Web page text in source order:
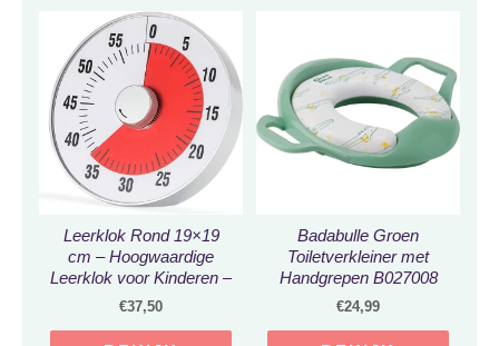
Leerklok Rond 19×19
cm – Hoogwaardige
Leerklok voor Kinderen –
Timer Kind Zwart –
– Kookwekker Analoog –
€37,50
Badabulle Groen
Toiletverkleiner met
Handgrepen B027008
€24,99